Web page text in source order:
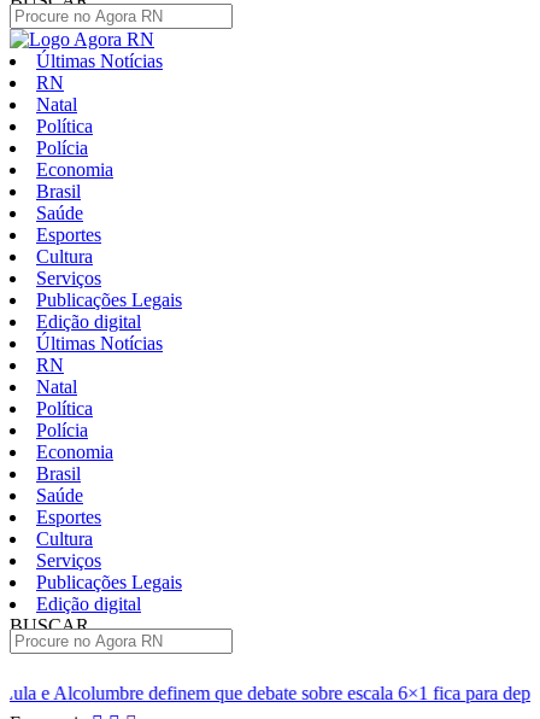
Últimas Notícias
RN
Natal
Política
Polícia
Economia
Brasil
Saúde
Esportes
Cultura
Serviços
Publicações Legais
Edição digital
Últimas Notícias
RN
Natal
Política
Polícia
Economia
Brasil
Saúde
Esportes
Cultura
Serviços
Publicações Legais
Edição digital
BUSCAR
que debate sobre escala 6×1 fica para depois das eleições